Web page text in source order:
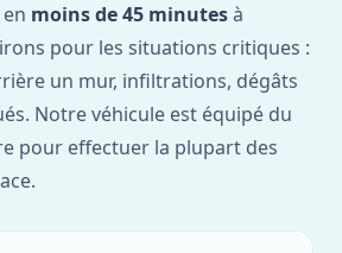
moins de 45 minutesà
pour les situations critiques :
un mur, infiltrations, dégâts
Notre véhicule est équipé du
pour effectuer la plupart des